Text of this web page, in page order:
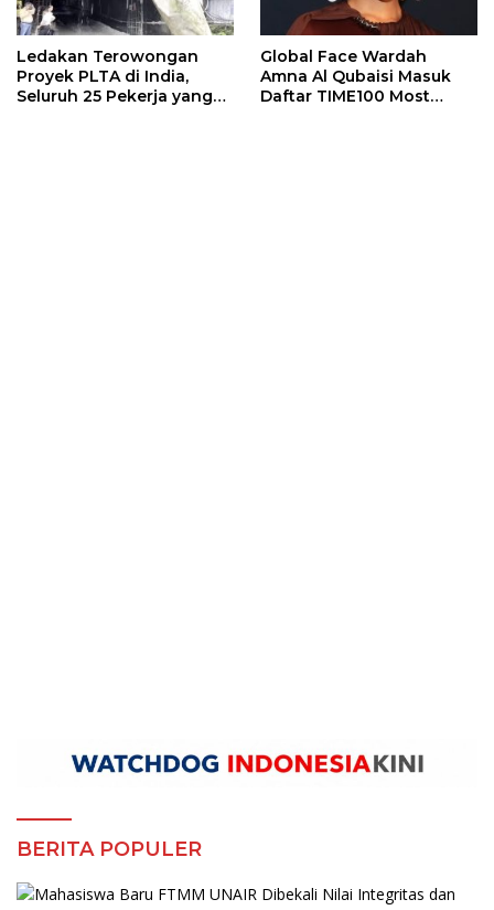
Ledakan Terowongan
Proyek PLTA di India,
Seluruh 25 Pekerja yang
Global Face Wardah
Amna Al Qubaisi Masuk
Daftar TIME100 Most
BERITA POPULER